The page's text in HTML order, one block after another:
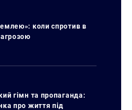
коли спротив в
гімн та пропаганда:
про життя під